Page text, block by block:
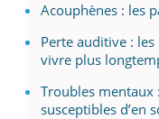
Acouphènes : les
Perte auditive :
vivre plus
Troubles mentaux
susceptibles d’en